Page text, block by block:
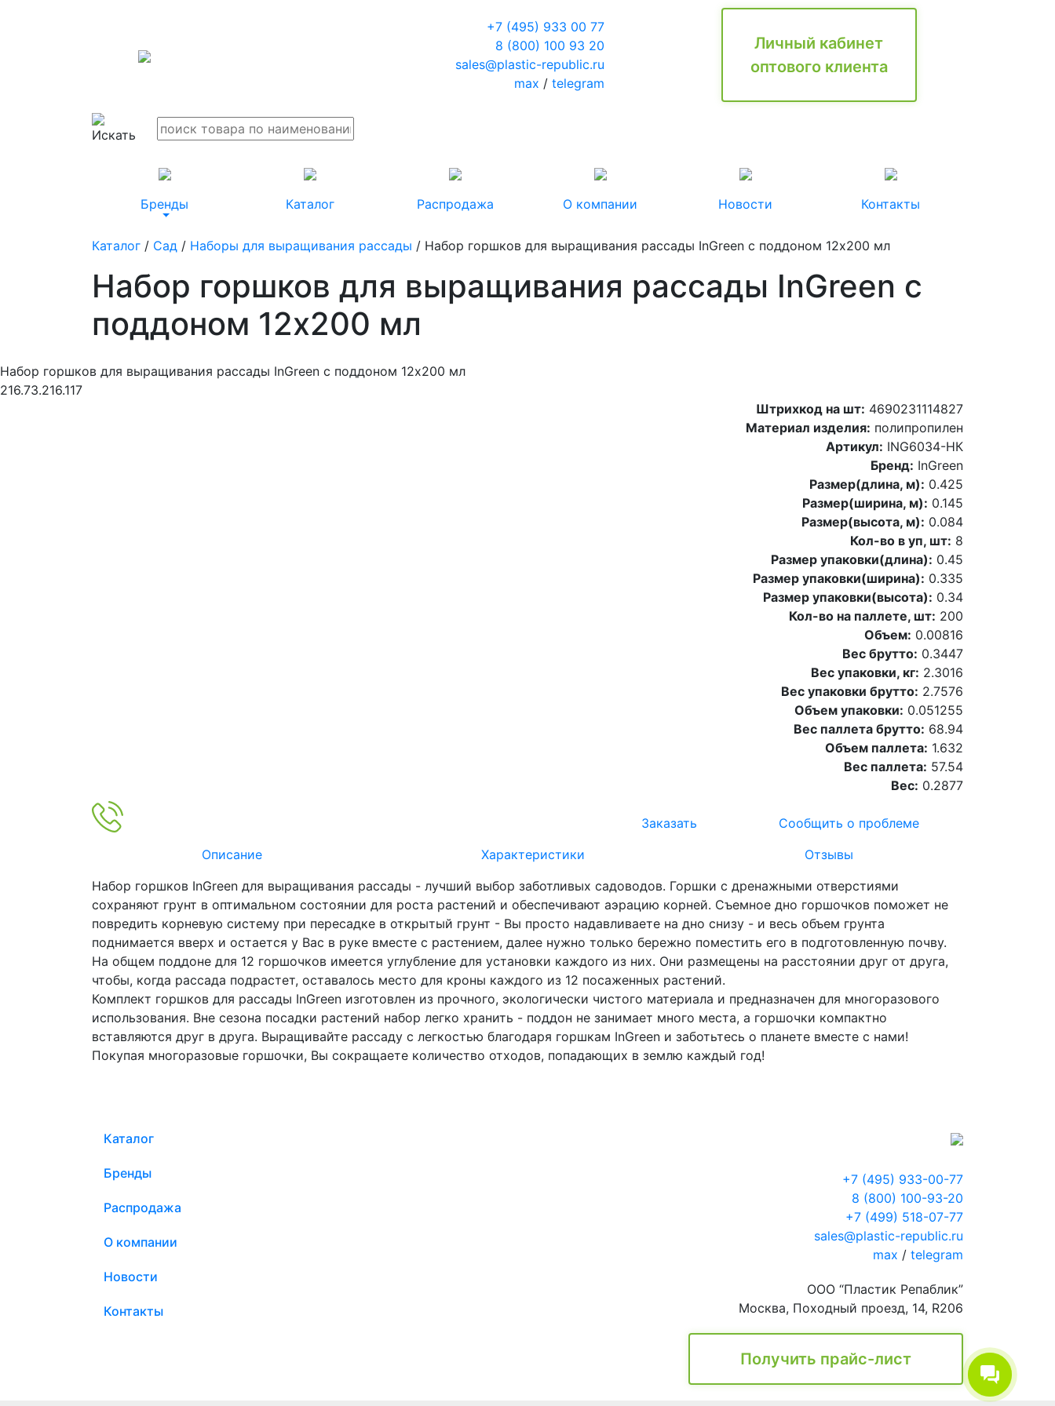
+7 (495) 933 00 77
8 (800) 100 93 20
sales@plastic-republic.ru
max / telegram
Личный кабинет
оптового клиента
Бренды Каталог Распродажа О компании Новости Контакты
Каталог / Сад / Наборы для выращивания рассады / Набор горшков для выращивания рассады InGreen с поддоном 12х200 мл
Набор горшков для выращивания рассады InGreen с
поддоном 12х200 мл
Набор горшков для выращивания рассады InGreen с поддоном 12х200 мл
216.73.216.117
Штрихкод на шт: 4690231114827
Материал изделия: полипропилен
Артикул: ING6034-НК
Бренд: InGreen
Размер(длина, м): 0.425
Размер(ширина, м): 0.145
Размер(высота, м): 0.084
Кол-во в уп, шт: 8
Размер упаковки(длина): 0.45
Размер упаковки(ширина): 0.335
Размер упаковки(высота): 0.34
Кол-во на паллете, шт: 200
Объем: 0.00816
Вес брутто: 0.3447
Вес упаковки, кг: 2.3016
Вес упаковки брутто: 2.7576
Объем упаковки: 0.051255
Вес паллета брутто: 68.94
Объем паллета: 1.632
Вес паллета: 57.54
Вес: 0.2877
Заказать
Сообщить о проблеме
Описание
Характеристики
Отзывы
Набор горшков InGreen для выращивания рассады - лучший выбор заботливых садоводов. Горшки с дренажными отверстиями
сохраняют грунт в оптимальном состоянии для роста растений и обеспечивают аэрацию корней. Съемное дно горшочков поможет не
повредить корневую систему при пересадке в открытый грунт - Вы просто надавливаете на дно снизу - и весь объем грунта
поднимается вверх и остается у Вас в руке вместе с растением, далее нужно только бережно поместить его в подготовленную почву.
На общем поддоне для 12 горшочков имеется углубление для установки каждого из них. Они размещены на расстоянии друг от друга,
чтобы, когда рассада подрастет, оставалось место для кроны каждого из 12 посаженных растений.
Комплект горшков для рассады InGreen изготовлен из прочного, экологически чистого материала и предназначен для многоразового
использования. Вне сезона посадки растений набор легко хранить - поддон не занимает много места, а горшочки компактно
вставляются друг в друга. Выращивайте рассаду с легкостью благодаря горшкам InGreen и заботьтесь о планете вместе с нами!
Покупая многоразовые горшочки, Вы сокращаете количество отходов, попадающих в землю каждый год!
Каталог
Бренды
Распродажа
О компании
Новости
Контакты
+7 (495) 933-00-77
8 (800) 100-93-20
+7 (499) 518-07-77
sales@plastic-republic.ru
max / telegram
ООО “Пластик Репаблик”
Москва, Походный проезд, 14, R206
Получить прайс-лист